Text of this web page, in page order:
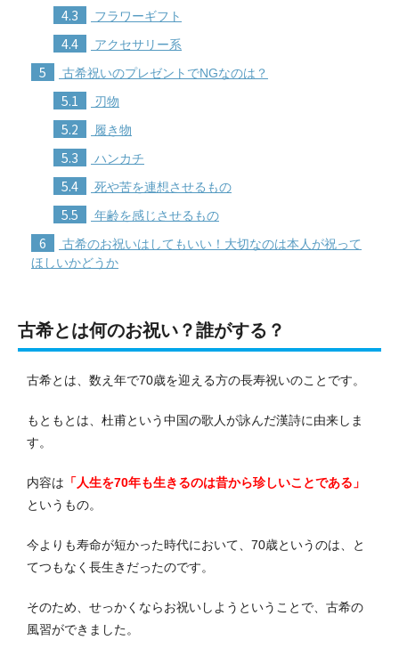
4.3 フラワーギフト
4.4 アクセサリー系
5 古希祝いのプレゼントでNGなのは？
5.1 刃物
5.2 履き物
5.3 ハンカチ
5.4 死や苦を連想させるもの
5.5 年齢を感じさせるもの
6
古希のお祝いはしてもいい！大切なのは本人が祝って
ほしいかどうか
古希とは何のお祝い？誰がする？
古希とは、数え年で70歳を迎える方の長寿祝いのことです。
もともとは、杜甫という中国の歌人が詠んだ漢詩に由来しま
す。
内容は 「人生を70年も生きるのは昔から珍しいことである」
というもの。
今よりも寿命が短かった時代において、70歳というのは、と
てつもなく長生きだったのです。
そのため、せっかくならお祝いしようということで、古希の
風習ができました。